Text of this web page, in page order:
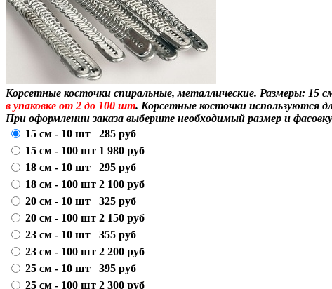
Корсетные косточки спиральные, металлические. Размеры: 15
в упаковке от 2 до 100 шт. Корсетные косточки используются
При оформлении заказа выберите необходимый размер и
15 см - 10 шт
285 руб
15 см - 100 шт 1 980 руб
18 см - 10 шт
295 руб
18 см - 100 шт 2 100 руб
20 см - 10 шт
325 руб
20 см - 100 шт 2 150 руб
23 см - 10 шт
355 руб
23 см - 100 шт 2 200 руб
25 см - 10 шт
395 руб
25 см - 100 шт 2 300 руб